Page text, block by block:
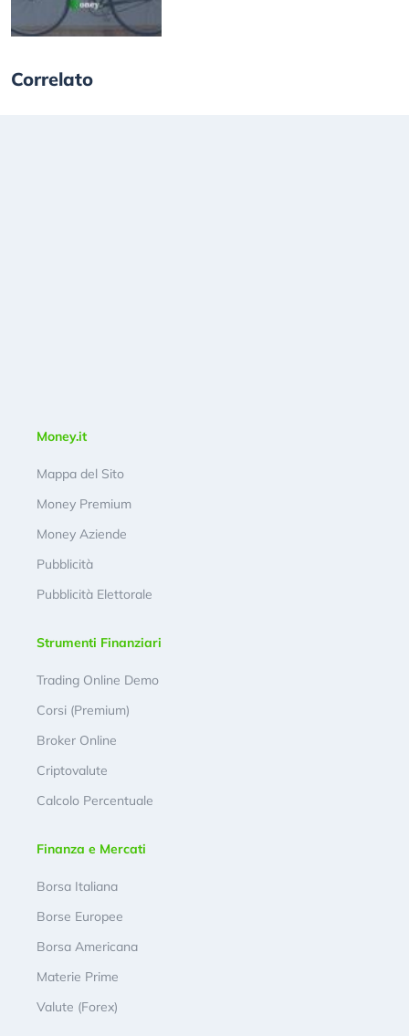
Correlato
Money.it
Mappa del Sito
Money Premium
Money Aziende
Pubblicità
Pubblicità Elettorale
Strumenti Finanziari
Trading Online Demo
Corsi (Premium)
Broker Online
Criptovalute
Calcolo Percentuale
Finanza e Mercati
Borsa Italiana
Borse Europee
Borsa Americana
Materie Prime
Valute (Forex)